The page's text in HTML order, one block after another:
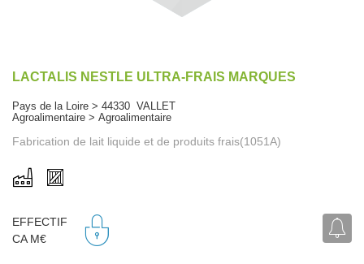
LACTALIS NESTLE ULTRA-FRAIS MARQUES
Pays de la Loire > 44330 VALLET
Agroalimentaire > Agroalimentaire
Fabrication de lait liquide et de produits frais(1051A)
EFFECTIF
CA M€